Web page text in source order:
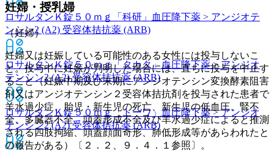
ロサルタンＫ錠５０ｍｇ「科研」
血圧降下薬 > アンジオテ
ンシン2 (A2) 受容体拮抗薬 (ARB)
ロサルタンＫ錠５０ｍｇ「タカタ」血圧降下薬 > アンジオ
テンシン2 (A2) 受容体拮抗薬 (ARB)
ロサルタンＫ錠５０ｍｇ「トーワ」 血圧降下薬 > アンジオ
テンシン2 (A2) 受容体拮抗薬 (ARB)
妊婦・授乳婦
（妊婦）
妊婦又は妊娠している可能性のある女性には投与しないこ
と。投与中に妊娠が判明した場合には、直ちに投与を中止す
ること（妊娠中期及び末期にアンジオテンシン変換酵素阻害
剤又はアンジオテンシン２受容体拮抗剤を投与された患者で
羊水過少症、胎児・新生児の死亡、新生児の低血圧、腎不
全、多臓器不全、頭蓋形成不全及び羊水過少症によると推測
される四肢拘縮、頭蓋顔面奇形、肺低形成等があらわれたと
の報告がある）〔２．２、９．４．１参照〕。